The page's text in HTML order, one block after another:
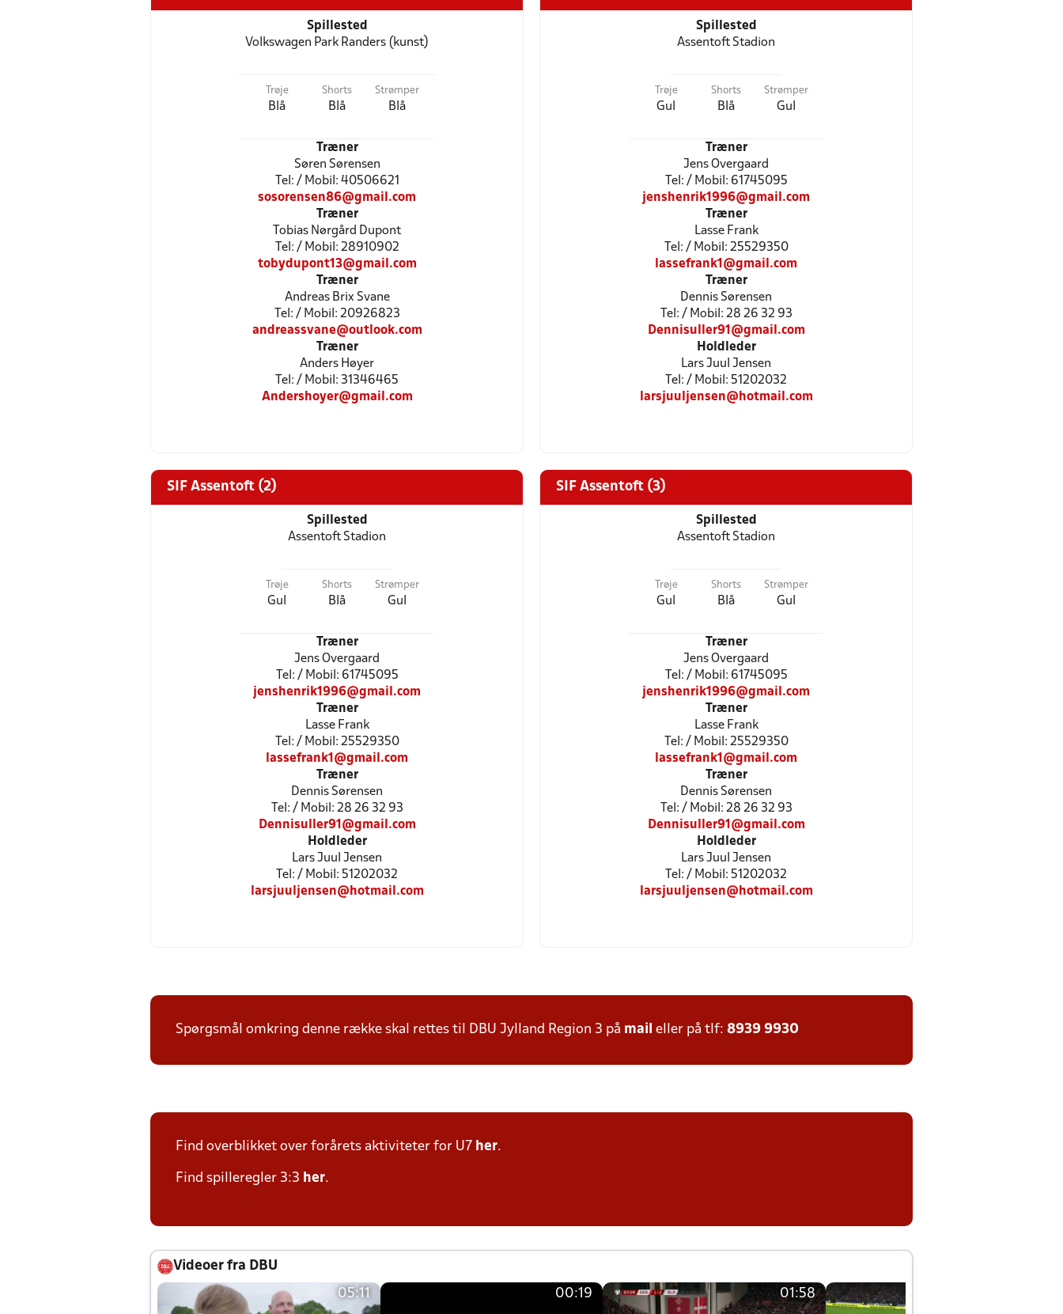
Spillested
Volkswagen Park Randers (kunst)
Trøje
Blå
Shorts
Blå
Strømper
Blå
Træner
Søren Sørensen
Tel: / Mobil: 40506621
sosorensen86@gmail.com
Træner
Tobias Nørgård Dupont
Tel: / Mobil: 28910902
tobydupont13@gmail.com
Træner
Andreas Brix Svane
Tel: / Mobil: 20926823
andreassvane@outlook.com
Træner
Anders Høyer
Tel: / Mobil: 31346465
Andershoyer@gmail.com
Spillested
Assentoft Stadion
Trøje
Gul
Shorts
Blå
Strømper
Gul
Træner
Jens Overgaard
Tel: / Mobil: 61745095
jenshenrik1996@gmail.com
Træner
Lasse Frank
Tel: / Mobil: 25529350
lassefrank1@gmail.com
Træner
Dennis Sørensen
Tel: / Mobil: 28 26 32 93
Dennisuller91@gmail.com
Holdleder
Lars Juul Jensen
Tel: / Mobil: 51202032
larsjuuljensen@hotmail.com
SIF Assentoft (2)
Spillested
Assentoft Stadion
Trøje
Gul
Shorts
Blå
Strømper
Gul
Træner
Jens Overgaard
Tel: / Mobil: 61745095
jenshenrik1996@gmail.com
Træner
Lasse Frank
Tel: / Mobil: 25529350
lassefrank1@gmail.com
Træner
Dennis Sørensen
Tel: / Mobil: 28 26 32 93
Dennisuller91@gmail.com
Holdleder
Lars Juul Jensen
Tel: / Mobil: 51202032
larsjuuljensen@hotmail.com
SIF Assentoft (3)
Spillested
Assentoft Stadion
Trøje
Gul
Shorts
Blå
Strømper
Gul
Træner
Jens Overgaard
Tel: / Mobil: 61745095
jenshenrik1996@gmail.com
Træner
Lasse Frank
Tel: / Mobil: 25529350
lassefrank1@gmail.com
Træner
Dennis Sørensen
Tel: / Mobil: 28 26 32 93
Dennisuller91@gmail.com
Holdleder
Lars Juul Jensen
Tel: / Mobil: 51202032
larsjuuljensen@hotmail.com
Spørgsmål omkring denne række skal rettes til DBU Jylland Region 3 på mail eller på tlf: 8939 9930
Find overblikket over forårets aktiviteter for U7 her.
Find spilleregler 3:3 her.
Videoer fra DBU
05:11 00:19 01:58